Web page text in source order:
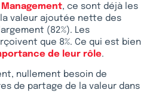
Management, ce sont déjà les
valeur ajoutée nette des
(82%). Les
que 8%. Ce qui est bien
de leur rôle.
nullement besoin de
de partage de la valeur dans